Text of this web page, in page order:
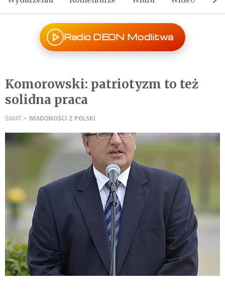
Radio DEON Modlitwa
Komorowski: patriotyzm to też
solidna praca
ŚWIAT WIADOMOŚCI Z POLSKI